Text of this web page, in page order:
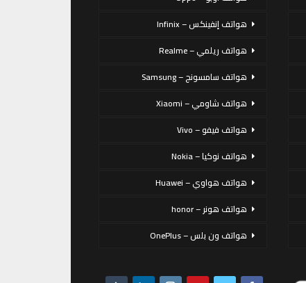
هواتف إنفينكس – Infinix
هواتف ريلمي – Realme
هواتف سامسونج – Samsung
هواتف شاومي – Xiaomi
هواتف فيفو – Vivo
هواتف نوكيا – Nokia
هواتف هواوي – Huawei
هواتف هونر – honor
هواتف ون بلس – OnePlus